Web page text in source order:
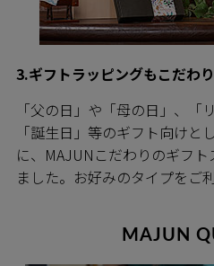
3.ギフトラッピングもこだわり
「父の日」や「母の日」、「
「誕生日」等のギフト向けと
に、MAJUNこだわりのギフ
ました。お好みのタイプをご
MAJUN